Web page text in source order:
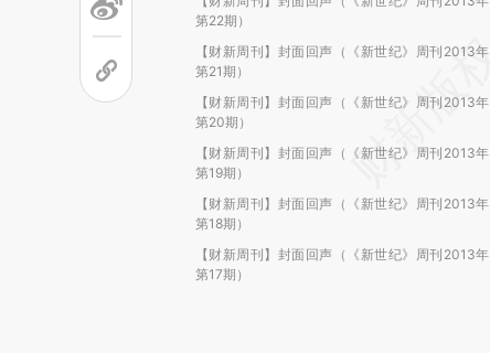
第22期）
【财新周刊】封面回声（《新世纪》周刊2013年
第21期）
【财新周刊】封面回声（《新世纪》周刊2013年
第20期）
【财新周刊】封面回声（《新世纪》周刊2013年
第19期）
【财新周刊】封面回声（《新世纪》周刊2013年
第18期）
【财新周刊】封面回声（《新世纪》周刊2013年
第17期）